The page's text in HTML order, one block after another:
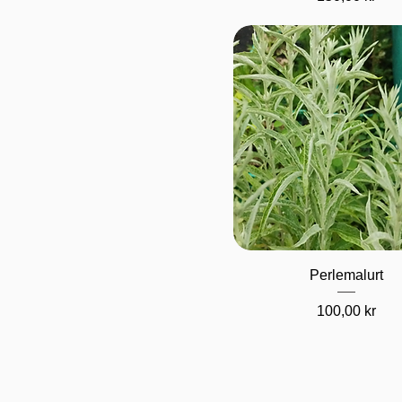
Hurtigvisning
Perlemalurt
Pris
100,00 kr